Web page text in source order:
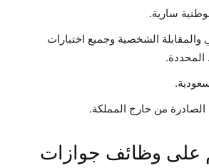
سارية.
الشخصية وجميع اختبارات
من خارج المملكة.
على وظائف جوازات